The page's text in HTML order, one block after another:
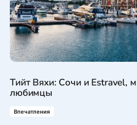
Тийт Вяхи: Сочи и Estravel,
любимцы
Впечатления